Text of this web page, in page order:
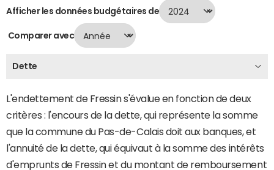
Afficher les données budgétaires de
Comparer avec
Dette
L'endettement de Fressin s'évalue en fonction de deux
critères : l'encours de la dette, qui représente la somme
que la commune du Pas-de-Calais doit aux banques, et
l'annuité de la dette, qui équivaut à la somme des intérêts
d'emprunts de Fressin et du montant de remboursement